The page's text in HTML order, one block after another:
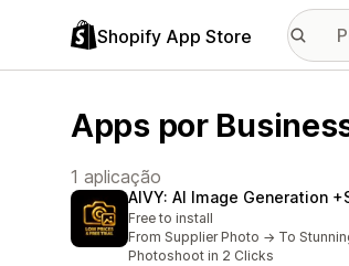
Shopify App Store
Apps por
1 aplicação
AIVY: AI Image Generation
Free to install
From Supplier Photo → To
Photoshoot in 2 Clicks